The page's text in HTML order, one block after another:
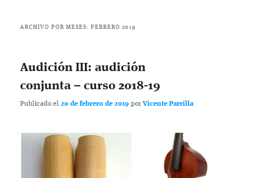
ARCHIVO POR MESES:FEBRERO 2019
Audición III: audición
conjunta – curso 2018-19
Publicado el20 de febrero de 2019 porVicente Parrilla